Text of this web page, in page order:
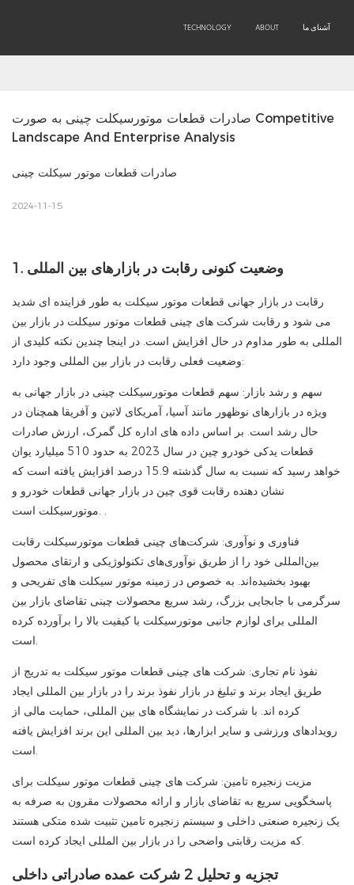
TECHNOLOGY ABOUT آشنای ما
صادرات قطعات موتورسیکلت چینی به صورت Competitive
Landscape And Enterprise Analysis
صادرات قطعات موتور سیکلت چینی
2024-11-15
1. وضعیت کنونی رقابت در بازارهای بین المللی
رقابت در بازار جهانی قطعات موتور سیکلت به طور فزاینده ای شدید
می شود و رقابت شرکت های چینی قطعات موتور سیکلت در بازار بین
المللی به طور مداوم در حال افزایش است. در اینجا چندین نکته کلیدی از
وضعیت فعلی رقابت در بازار بین المللی وجود دارد:
سهم و رشد بازار: سهم قطعات موتورسیکلت چینی در بازار جهانی به
ویژه در بازارهای نوظهور مانند آسیا، آمریکای لاتین و آفریقا همچنان در
حال رشد است. بر اساس داده های اداره کل گمرک، ارزش صادرات
قطعات یدکی خودرو چین در سال 2023 به حدود 510 میلیارد یوان
خواهد رسید که نسبت به سال گذشته 15.9 درصد افزایش یافته است که
نشان دهنده رقابت قوی چین در بازار جهانی قطعات خودرو و
موتورسیکلت است. .
فناوری و نوآوری: شرکت‌های چینی قطعات موتورسیکلت رقابت
بین‌المللی خود را از طریق نوآوری‌های تکنولوژیکی و ارتقای محصول
بهبود بخشیده‌اند. به خصوص در زمینه موتور سیکلت های تفریحی و
سرگرمی با جابجایی بزرگ، رشد سریع محصولات چینی تقاضای بازار بین
المللی برای لوازم جانبی موتورسیکلت با کیفیت بالا را برآورده کرده
است.
نفوذ نام تجاری: شرکت های چینی قطعات موتور سیکلت به تدریج از
طریق ایجاد برند و تبلیغ در بازار نفوذ برند را در بازار بین المللی ایجاد
کرده اند. با شرکت در نمایشگاه های بین المللی، حمایت مالی از
رویدادهای ورزشی و سایر ابزارها، دید بین المللی این برند افزایش یافته
است.
مزیت زنجیره تامین: شرکت های چینی قطعات موتور سیکلت برای
پاسخگویی سریع به تقاضای بازار و ارائه محصولات مقرون به صرفه به
یک زنجیره صنعتی داخلی و سیستم زنجیره تامین تثبیت شده متکی هستند
که مزیت رقابتی واضحی را در بازار بین المللی ایجاد کرده است.
تجزیه و تحلیل 2 شرکت عمده صادراتی داخلی